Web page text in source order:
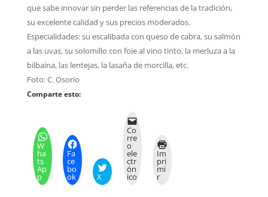
que sabe innovar sin perder las referencias de la tradición,
su excelente calidad y sus precios moderados.
Especialidades: su escalibada con queso de cabra, su salmón
a las uvas, su solomillo con foie al vino tinto, la merluza a la
bilbaína, las lentejas, la lasaña de morcilla, etc.
Foto: C. Osorio
Comparte esto:
W
ha
ts
Ap
p
Fa
ce
bo
ok X
Co
rre
o
ele
ctr
ón
ico
Im
pri
mi
r